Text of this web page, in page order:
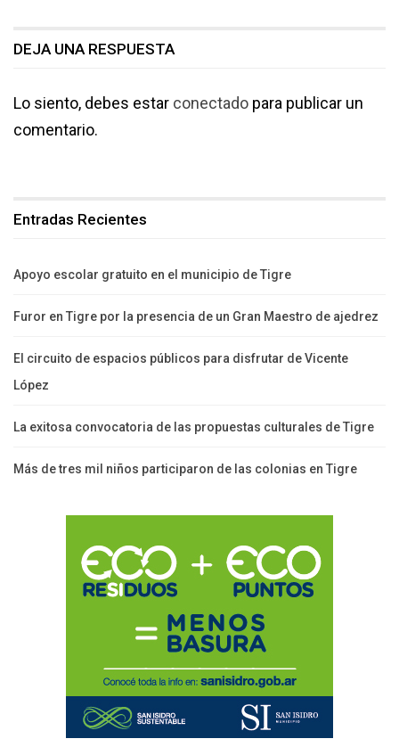
DEJA UNA RESPUESTA
Lo siento, debes estar conectado para publicar un
comentario.
Entradas Recientes
Apoyo escolar gratuito en el municipio de Tigre
Furor en Tigre por la presencia de un Gran Maestro de ajedrez
El circuito de espacios públicos para disfrutar de Vicente
López
La exitosa convocatoria de las propuestas culturales de Tigre
Más de tres mil niños participaron de las colonias en Tigre